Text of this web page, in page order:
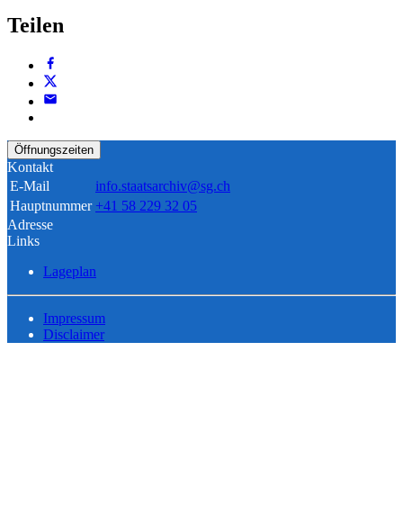
Teilen
Öffnungszeiten
Kontakt
E-Mail
info.staatsarchiv@sg.ch
Hauptnummer +41 58 229 32 05
Adresse
Links
Lageplan
Impressum
Disclaimer